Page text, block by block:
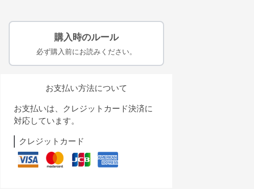
購入時のルール
必ず購入前にお読みください。
お支払い方法について
お支払いは、クレジットカード決済に
対応しています。
クレジットカード